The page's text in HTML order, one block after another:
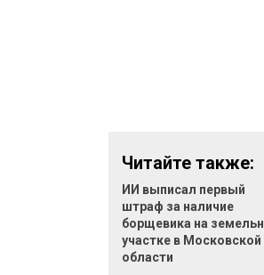
Читайте также:
ИИ выписал первый
штраф за наличие
борщевика на
участке в Московской
области